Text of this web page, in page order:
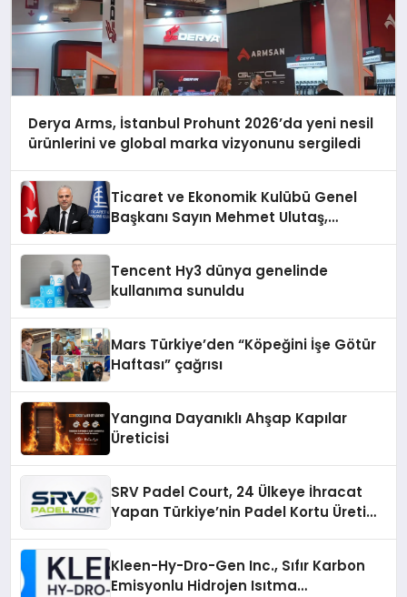
Derya Arms, İstanbul Prohunt 2026’da yeni nesil
ürünlerini ve global marka vizyonunu sergiledi
Ticaret ve Ekonomik Kulübü Genel
Başkanı Sayın Mehmet Ulutaş,
Tencent Hy3 dünya genelinde
kullanıma sunuldu
Mars Türkiye’den “Köpeğini İşe Götür
Haftası” çağrısı
Yangına Dayanıklı Ahşap Kapılar
Üreticisi
SRV Padel Court, 24 Ülkeye İhracat
Yapan Türkiye’nin Padel Kortu Üretim
Kleen-Hy-Dro-Gen Inc., Sıfır Karbon
Emisyonlu Hidrojen Isıtma